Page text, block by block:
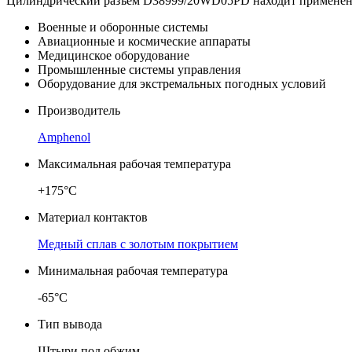
Военные и оборонные системы
Авиационные и космические аппараты
Медицинское оборудование
Промышленные системы управления
Оборудование для экстремальных погодных условий
Производитель
Amphenol
Максимальная рабочая температура
+175°C
Материал контактов
Медный сплав с золотым покрытием
Минимальная рабочая температура
-65°C
Тип вывода